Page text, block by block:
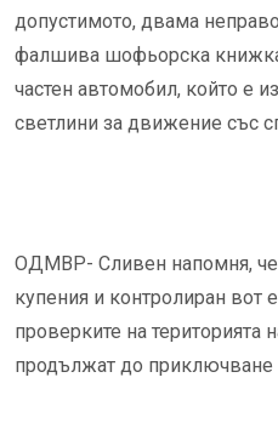
допустимото, двама
фалшива шофьорска
частен автомобил, който е
светлини за движение със
ОДМВР- Сливен напомня, че
купения и контролиран вот
проверките на територията
продължат до приключване